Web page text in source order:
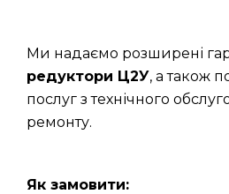
Ми надаємо розширені
редуктори Ц2У, а також
послуг з технічного
ремонту.
Як замовити: